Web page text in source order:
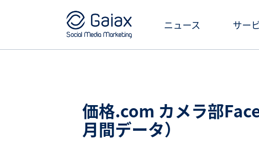
ニュース サー
ク
価格.com カメラ部
月間データ）